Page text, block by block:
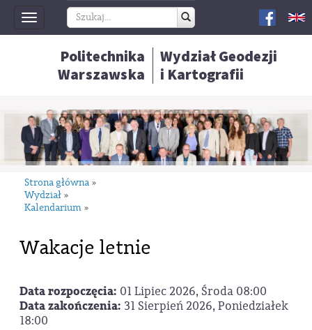
Toggle
navigation
Politechnika
Warszawska
Wydział Geodezji
i Kartografii
Strona główna »
Wydział »
Kalendarium »
Wakacje letnie
Data rozpoczęcia: 01 Lipiec 2026, Środa 08:00
Data zakończenia: 31 Sierpień 2026, Poniedziałek
18:00